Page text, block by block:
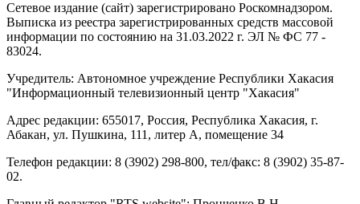
Сетевое издание (сайт) зарегистрировано Роскомнадзором.
Выписка из реестра зарегистрированных средств массовой
информации по состоянию на 31.03.2022 г. ЭЛ № ФС 77 -
83024.
Учредитель: Автономное учреждение Республики Хакасия
"Информационный телевизионный центр "Хакасия"
Адрес редакции: 655017, Россия, Республика Хакасия, г.
Абакан, ул. Пушкина, 111, литер А, помещение 34
Телефон редакции: 8 (3902) 298-800, тел/факс: 8 (3902) 35-87-
02.